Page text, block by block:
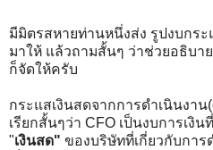
มีมิตรสหายท่านหนึ่งส่ง รูปงบกระ
มาให้ แล้วถามสั้นๆ ว่าช่วยอธิบาย
ก็จัดให้ครับ
กระแสเงินสดจากการดำเนินงาน
เรียกสั้นๆว่า CFO เป็นงบการเงิ
"เงินสด" ของบริษัทที่เกี่ยวกับการ